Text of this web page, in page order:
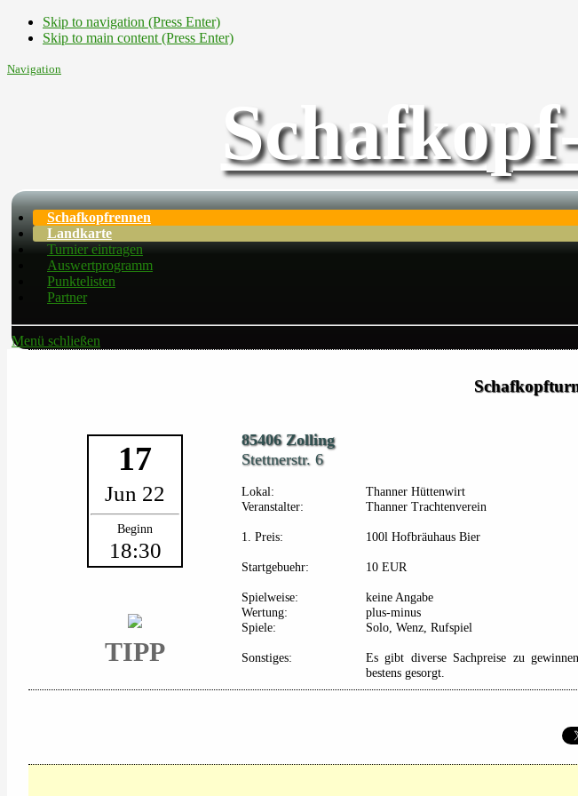
Skip to navigation (Press Enter)
Skip to main content (Press Enter)
Navigation
Schafkopfrennen
Landkarte
Turnier eintragen
Auswertprogramm
Punktelisten
Partner
Menü schließen
17
Jun 22
Beginn
18:30
TIPP
85406 Zolling
Stettnerstr. 6
Lokal:
Thanner Hüttenwirt
Veranstalter:
Thanner Trachtenverein
1. Preis: 100l Hofbräuhaus Bier
Startgebuehr: 10 EUR
Spielweise:
keine Angabe
Wertung:
plus-minus
Spiele:
Solo, Wenz, Rufspiel
Sonstiges:
Es gibt diverse Sachpreise zu
bestens gesorgt.